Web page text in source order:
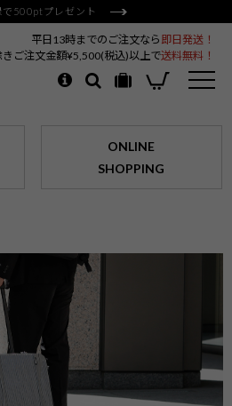
で500ptプレゼント
平日13時までのご注文なら 即日発送！
ご注文金額¥5,500(税込)以上で送料無料！
ONLINE
SHOPPING